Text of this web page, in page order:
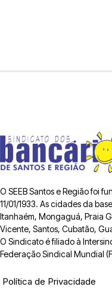
O SEEB Santos e Região foi
11/01/1933. As cidades da
Itanhaém, Mongaguá, Praia
Vicente, Santos, Cubatão,
O Sindicato é filiado à
Federação Sindical Mundial
Política de Privacidade